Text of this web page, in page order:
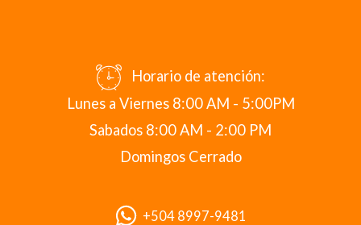
Horario de atención:
Lunes a Viernes 8:00 AM - 5:00PM
Sabados 8:00 AM - 2:00 PM
Domingos Cerrado
+504 8997-9481